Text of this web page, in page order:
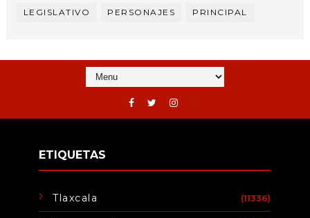
LEGISLATIVO PERSONAJES PRINCIPAL
ETIQUETAS
Tlaxcala (11336)